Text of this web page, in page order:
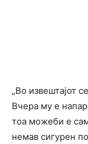
„Во извештајот
Вчера му е
тоа можеби е
немав сигурен